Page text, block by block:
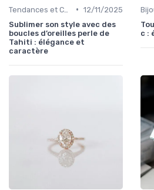
• 12/11/2025
Sublimer son style avec des
boucles d’oreilles perle de
Tahiti : élégance et
caractère
c :